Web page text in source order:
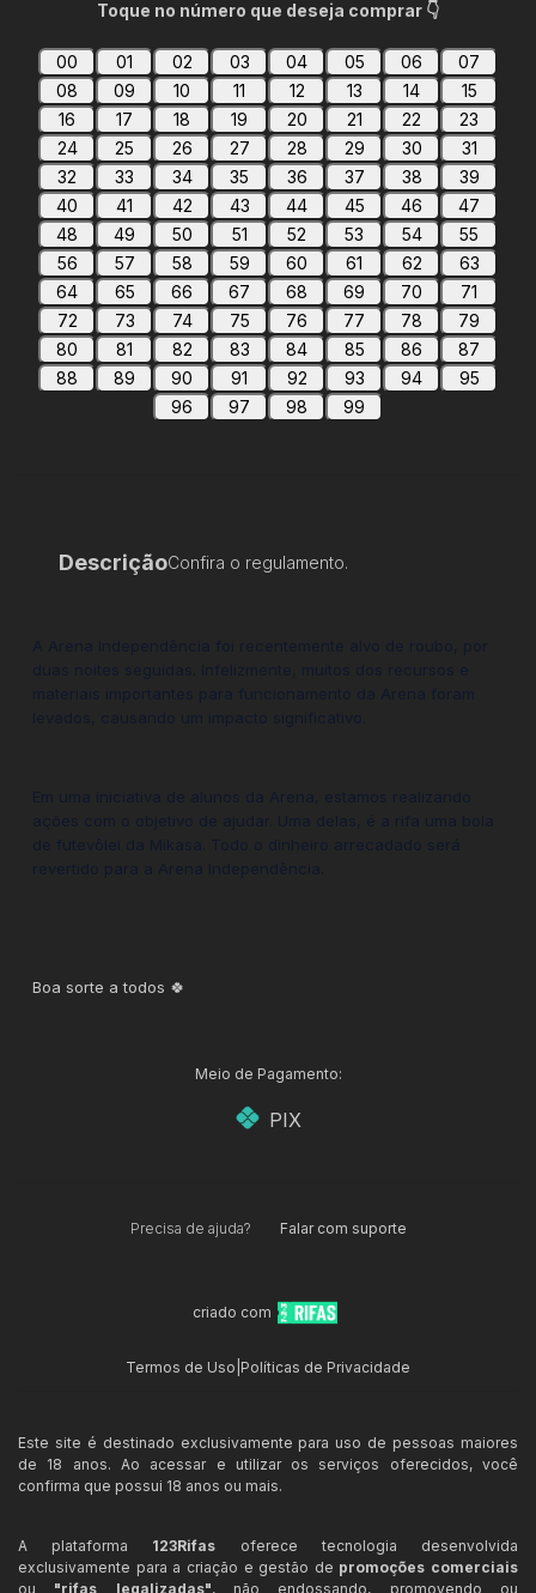
Toque no número que deseja comprar 👇
00 01 02 03 04 05 06
07
08
09 10 11 12 13 14
15
16
17 18 19 20 21 22
23
24
25 26 27 28 29 30
31
32
33 34 35 36 37 38
39
40
41 42 43 44 45 46
47
48
49 50 51 52 53 54
55
56
57 58 59 60 61 62
63
64
65 66 67 68 69 70
71
72
73 74 75 76 77 78
79
80
81 82 83 84 85 86
87
88
89 90 91 92 93 94
95
96
97 98 99
DescriçãoConfira o regulamento.
Boa sorte a todos 🍀
Meio de Pagamento:
PIX
Precisa de ajuda? Falar com suporte
criado com
Termos de Uso Políticas de Privacidade
Este site é destinado exclusivamente para uso de pessoas maiores
de 18 anos. Ao acessar e utilizar os serviços oferecidos, você
confirma que possui 18 anos ou mais.
A plataforma 123Rifas oferece tecnologia desenvolvida
exclusivamente para a criação e gestão de promoções comerciais
ou "rifas legalizadas", não endossando, promovendo ou